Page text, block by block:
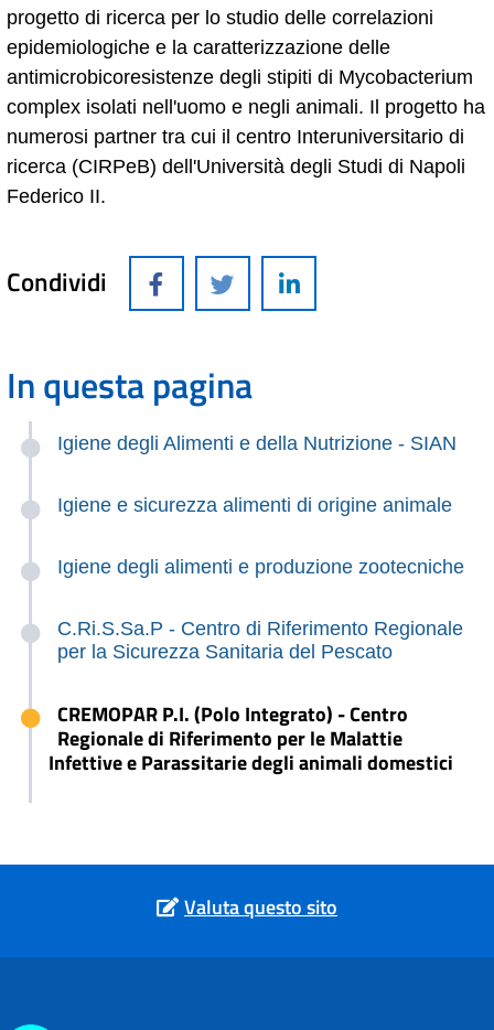
progetto di ricerca per lo studio delle correlazioni
epidemiologiche e la caratterizzazione delle
antimicrobicoresistenze degli stipiti di Mycobacterium
complex isolati nell'uomo e negli animali. Il progetto ha
numerosi partner tra cui il centro Interuniversitario di
ricerca (CIRPeB) dell'Università degli Studi di Napoli
Federico II.
Condividi
In questa pagina
Igiene degli Alimenti e della Nutrizione - SIAN
Igiene e sicurezza alimenti di origine animale
Igiene degli alimenti e produzione zootecniche
C.Ri.S.Sa.P - Centro di Riferimento Regionale
per la Sicurezza Sanitaria del Pescato
CREMOPAR P.I. (Polo Integrato) - Centro
Regionale di Riferimento per le Malattie
Infettive e Parassitarie degli animali domestici
Valuta questo sito